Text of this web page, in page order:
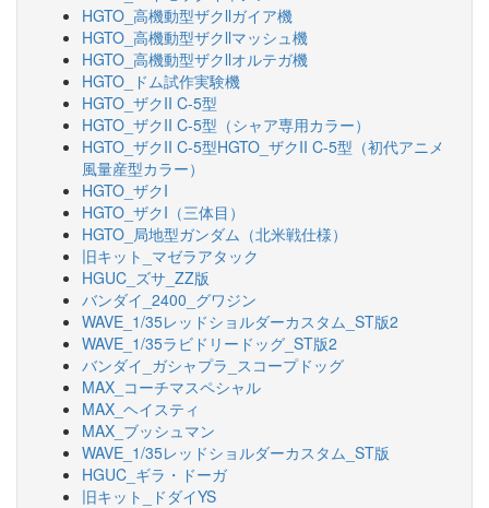
HGTO_高機動型ザクllガイア機
HGTO_高機動型ザクllマッシュ機
HGTO_高機動型ザクllオルテガ機
HGTO_ドム試作実験機
HGTO_ザクII C-5型
HGTO_ザクII C-5型（シャア専用カラー）
HGTO_ザクII C-5型HGTO_ザクII C-5型（初代アニメ
風量産型カラー）
HGTO_ザクI
HGTO_ザクI（三体目）
HGTO_局地型ガンダム（北米戦仕様）
旧キット_マゼラアタック
HGUC_ズサ_ZZ版
バンダイ_2400_グワジン
WAVE_1/35レッドショルダーカスタム_ST版2
WAVE_1/35ラビドリードッグ_ST版2
バンダイ_ガシャプラ_スコープドッグ
MAX_コーチマスペシャル
MAX_ヘイスティ
MAX_ブッシュマン
WAVE_1/35レッドショルダーカスタム_ST版
HGUC_ギラ・ドーガ
旧キット_ドダイYS